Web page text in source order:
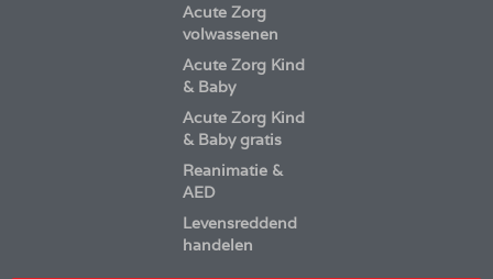
Acute Zorg
volwassenen
Acute Zorg Kind
& Baby
Acute Zorg Kind
& Baby gratis
Reanimatie &
AED
Levensreddend
handelen